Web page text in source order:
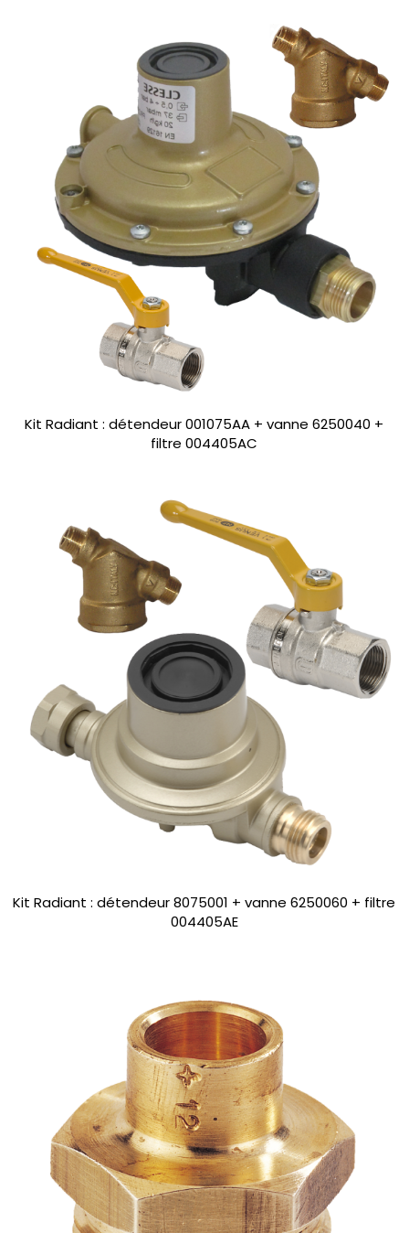
Kit Radiant : détendeur 001075AA + vanne 6250040 +
filtre 004405AC
Kit Radiant : détendeur 8075001 + vanne 6250060 + filtre
004405AE